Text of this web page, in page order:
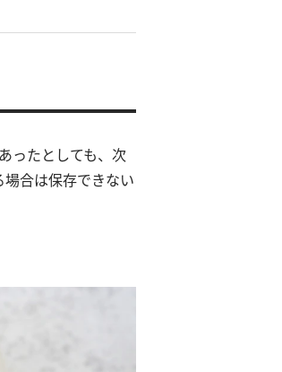
ったとしても、次
場合は保存できない